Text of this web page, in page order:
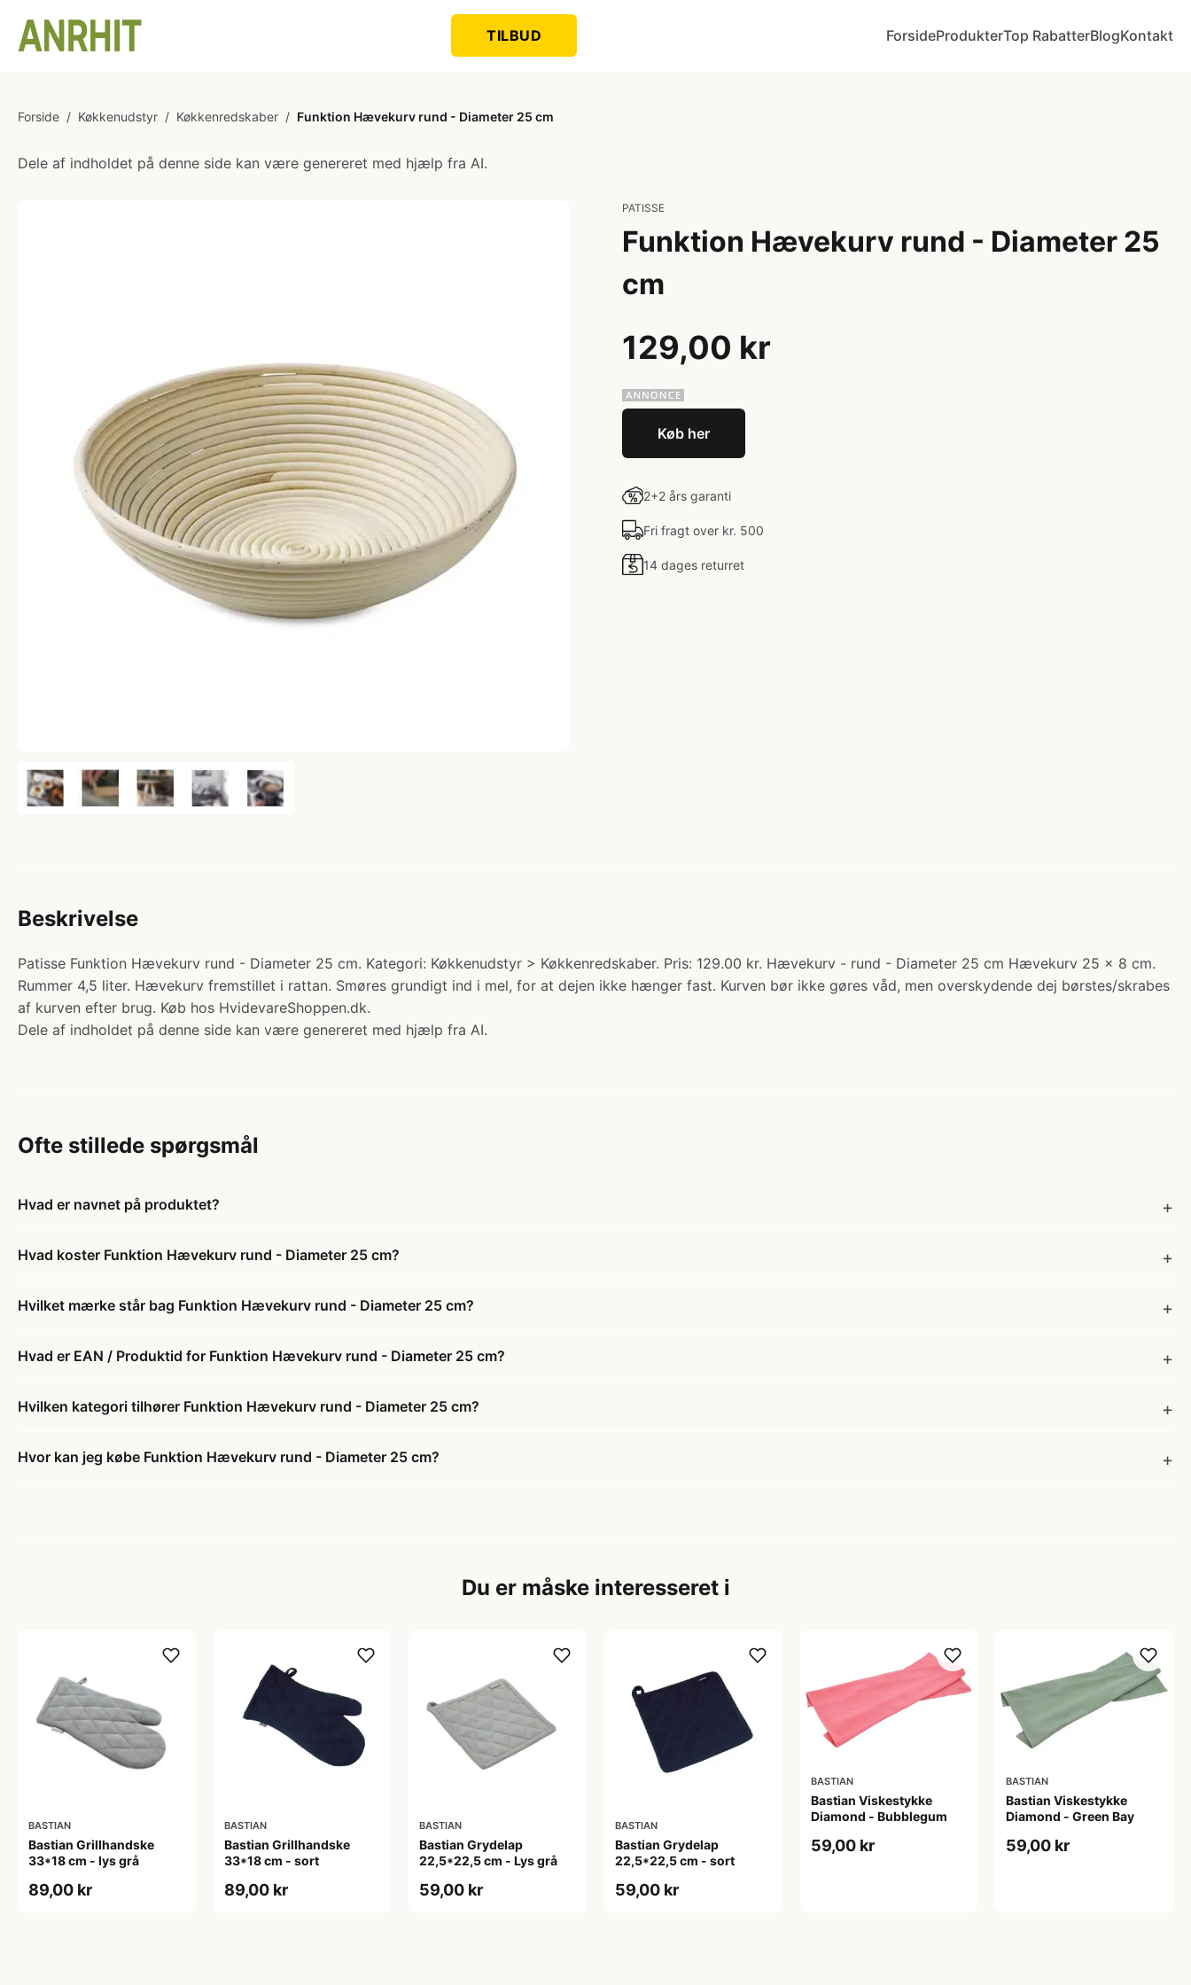
TILBUD ForsideProdukterTop RabatterBlogKontakt
Forside / Køkkenudstyr / Køkkenredskaber / Funktion Hævekurv rund - Diameter 25 cm
Dele af indholdet på denne side kan være genereret med hjælp fra AI.
PATISSE
Funktion Hævekurv rund - Diameter 25
cm
129,00 kr
Køb her
2+2 års garanti
Fri fragt over kr. 500
14 dages returret
Beskrivelse
Patisse Funktion Hævekurv rund - Diameter 25 cm. Kategori: Køkkenudstyr > Køkkenredskaber. Pris: 129.00 kr. Hævekurv - rund - Diameter 25 cm Hævekurv 25 x 8 cm.
Rummer 4,5 liter. Hævekurv fremstillet i rattan. Smøres grundigt ind i mel, for at dejen ikke hænger fast. Kurven bør ikke gøres våd, men overskydende dej børstes/skrabes
af kurven efter brug. Køb hos HvidevareShoppen.dk.
Dele af indholdet på denne side kan være genereret med hjælp fra AI.
Ofte stillede spørgsmål
Hvad er navnet på produktet?
Hvad koster Funktion Hævekurv rund - Diameter 25 cm?
Hvilket mærke står bag Funktion Hævekurv rund - Diameter 25 cm?
Hvad er EAN / Produktid for Funktion Hævekurv rund - Diameter 25 cm?
Hvilken kategori tilhører Funktion Hævekurv rund - Diameter 25 cm?
Hvor kan jeg købe Funktion Hævekurv rund - Diameter 25 cm?
Du er måske interesseret i
BASTIAN
Bastian Grillhandske
33*18 cm - lys grå
89,00 kr
BASTIAN
Bastian Grillhandske
33*18 cm - sort
89,00 kr
BASTIAN
Bastian Grydelap
22,5*22,5 cm - Lys grå
59,00 kr
BASTIAN
Bastian Grydelap
22,5*22,5 cm - sort
59,00 kr
BASTIAN
Bastian Viskestykke
Diamond - Bubblegum
59,00 kr
BASTIAN
Bastian Viskestykke
Diamond - Green Bay
59,00 kr